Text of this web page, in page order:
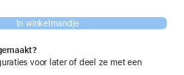
In winkelmandje
voor later of deel ze met een